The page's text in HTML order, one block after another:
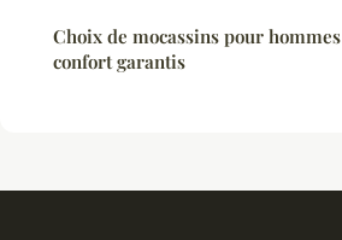
Choix de mocassins pour
confort garantis